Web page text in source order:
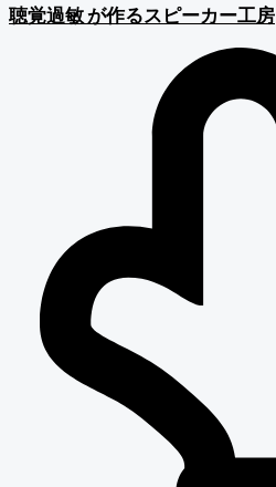
聴覚過敏が作るスピーカー工房